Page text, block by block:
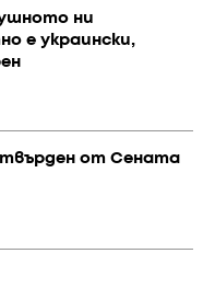
ни
е украински,
от Сената